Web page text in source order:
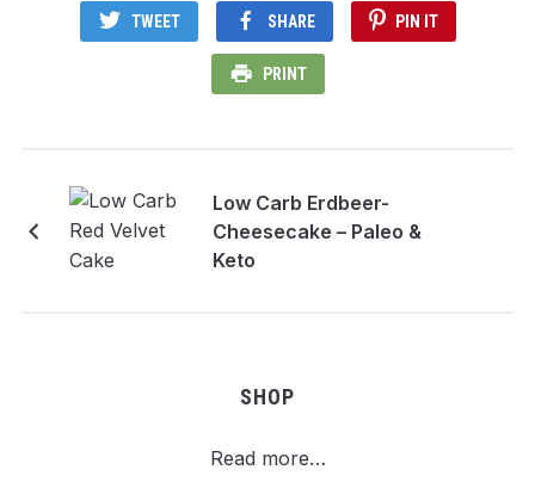
TWEET SHARE PIN IT
PRINT
Low Carb Erdbeer-
Cheesecake – Paleo &
Keto
SHOP
Read more…